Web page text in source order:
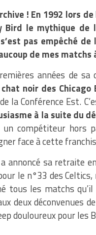
! En 1992 lors
Bird le mythique de
pas empêché
de mes
années de sa
noir des Chicago
la Conférence Est.
à la suite du
un compétiteur hors
face à cette
a annoncé sa retraite en
le n°33 des
tous les matchs
deux déconvenues
douloureux pour les